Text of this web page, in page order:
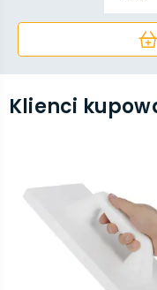
Klienci